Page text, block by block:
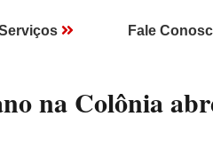
Fale
na Colônia